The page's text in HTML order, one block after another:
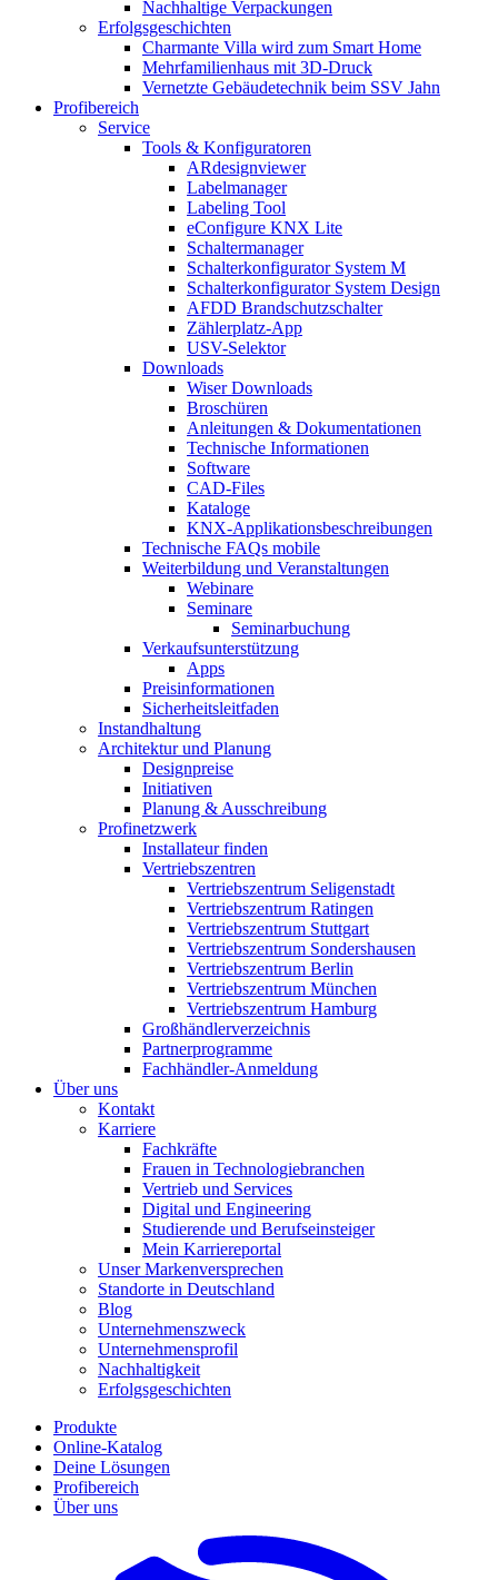
Nachhaltige Verpackungen
Erfolgsgeschichten
Charmante Villa wird zum Smart Home
Mehrfamilienhaus mit 3D-Druck
Vernetzte Gebäudetechnik beim SSV Jahn
Profibereich
Service
Tools & Konfiguratoren
ARdesignviewer
Labelmanager
Labeling Tool
eConfigure KNX Lite
Schaltermanager
Schalterkonfigurator System M
Schalterkonfigurator System Design
AFDD Brandschutzschalter
Zählerplatz-App
USV-Selektor
Downloads
Wiser Downloads
Broschüren
Anleitungen & Dokumentationen
Technische Informationen
Software
CAD-Files
Kataloge
KNX-Applikationsbeschreibungen
Technische FAQs mobile
Weiterbildung und Veranstaltungen
Webinare
Seminare
Seminarbuchung
Verkaufsunterstützung
Apps
Preisinformationen
Sicherheitsleitfaden
Instandhaltung
Architektur und Planung
Designpreise
Initiativen
Planung & Ausschreibung
Profinetzwerk
Installateur finden
Vertriebszentren
Vertriebszentrum Seligenstadt
Vertriebszentrum Ratingen
Vertriebszentrum Stuttgart
Vertriebszentrum Sondershausen
Vertriebszentrum Berlin
Vertriebszentrum München
Vertriebszentrum Hamburg
Großhändlerverzeichnis
Partnerprogramme
Fachhändler-Anmeldung
Über uns
Kontakt
Karriere
Fachkräfte
Frauen in Technologiebranchen
Vertrieb und Services
Digital und Engineering
Studierende und Berufseinsteiger
Mein Karriereportal
Unser Markenversprechen
Standorte in Deutschland
Blog
Unternehmenszweck
Unternehmensprofil
Nachhaltigkeit
Erfolgsgeschichten
Produkte
Online-Katalog
Deine Lösungen
Profibereich
Über uns